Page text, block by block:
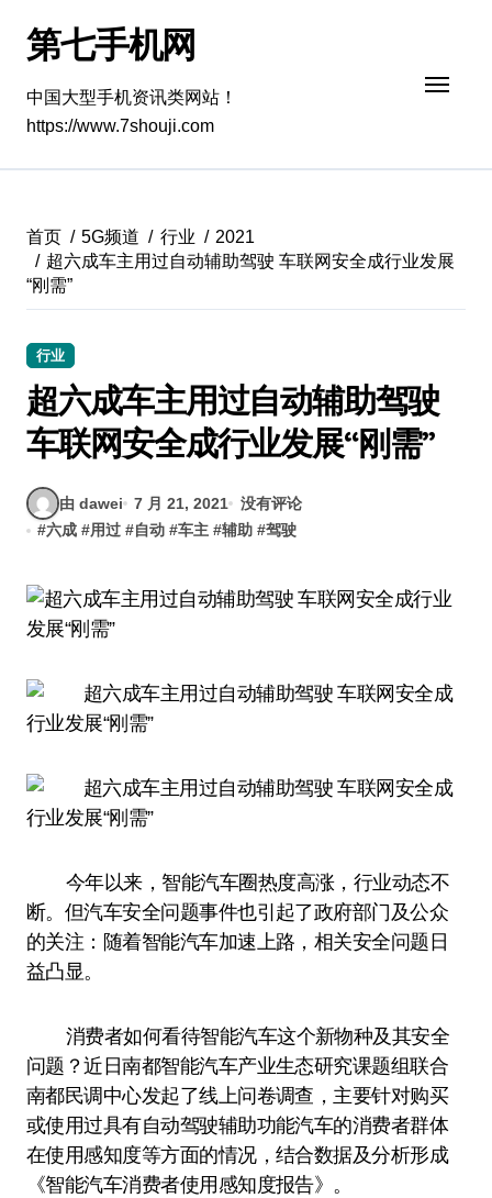
第七手机网
中国大型手机资讯类网站！
https://www.7shouji.com
首页 5G频道 行业
2021
超六成车主用过自动辅助驾驶 车联网安全成行业发展
“刚需”
行业
超六成车主用过自动辅助驾驶
车联网安全成行业发展“刚需”
由 dawei 7 月 21, 2021
没有评论
#六成 #用过 #自动 #车主 #辅助 #驾驶
今年以来，智能汽车圈热度高涨，行业动态不
断。但汽车安全问题事件也引起了政府部门及公众
的关注：随着智能汽车加速上路，相关安全问题日
益凸显。
消费者如何看待智能汽车这个新物种及其安全
问题？近日南都智能汽车产业生态研究课题组联合
南都民调中心发起了线上问卷调查，主要针对购买
或使用过具有自动驾驶辅助功能汽车的消费者群体
在使用感知度等方面的情况，结合数据及分析形成
《智能汽车消费者使用感知度报告》。